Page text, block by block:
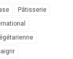
Pâtisserie